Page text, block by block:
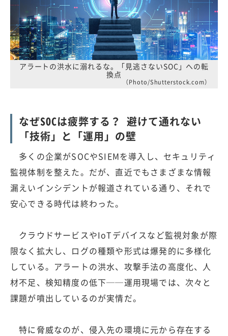
アラートの洪水に溺れるな。「見逃さないSOC」への転
換点
（Photo/Shutterstock.com）
なぜSOCは疲弊する？ 避けて通れない
「技術」と「運用」の壁
多くの企業がSOCやSIEMを導入し、セキュリティ
監視体制を整えた。だが、直近でもさまざまな情報
漏えいインシデントが報道されている通り、それで
安心できる時代は終わった。
クラウドサービスやIoTデバイスなど監視対象が際
限なく拡大し、ログの種類や形式は爆発的に多様化
している。アラートの洪水、攻撃手法の高度化、人
材不足、検知精度の低下──運用現場では、次々と
課題が噴出しているのが実情だ。
特に脅威なのが、侵入先の環境に元から存在する